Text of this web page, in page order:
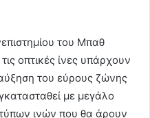
του Μπαθ
οπτικές ίνες υπάρχουν
του εύρους ζώνης
με μεγάλο
ινών που θα άρουν